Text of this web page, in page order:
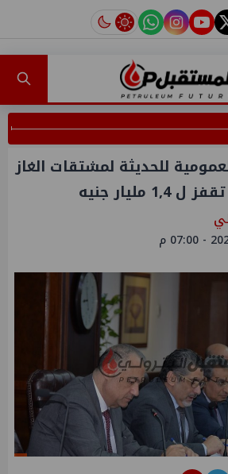
twitter
youtube
instagram
tiktok
للحديثة لمشتقات الغاز
مليار جنيه